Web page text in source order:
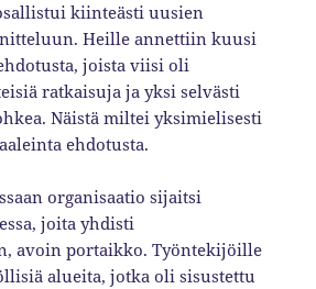
kiinteästi uusien
Heille annettiin kuusi
joista viisi oli
ratkaisuja ja yksi selvästi
Näistä miltei yksimielisesti
ehdotusta.
organisaatio sijaitsi
joita yhdisti
avoin portaikko. Työntekijöille
alueita, jotka oli sisustettu